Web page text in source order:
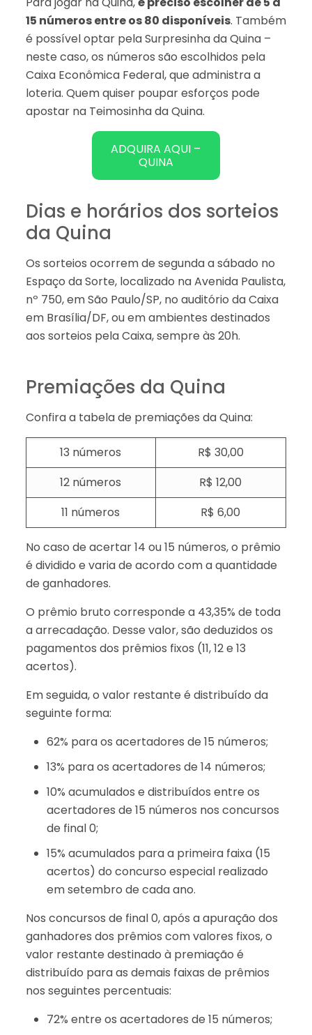
15 números entre os 80 disponíveis. Também
é possível optar pela Surpresinha da Quina –
neste caso, os números são escolhidos pela
Caixa Econômica Federal, que administra a
loteria. Quem quiser poupar esforços pode
apostar na Teimosinha da Quina.
ADQUIRA AQUI –
QUINA
Dias e horários dos sorteios
da Quina
Os sorteios ocorrem de segunda a sábado no
Espaço da Sorte, localizado na Avenida Paulista,
nº 750, em São Paulo/SP, no auditório da Caixa
em Brasília/DF, ou em ambientes destinados
aos sorteios pela Caixa, sempre às 20h.
Premiações da Quina
Confira a tabela de premiações da Quina:
13 números
R$ 30,00
12 números
R$ 12,00
11 números
R$ 6,00
No caso de acertar 14 ou 15 números, o prêmio
é dividido e varia de acordo com a quantidade
de ganhadores.
O prêmio bruto corresponde a 43,35% de toda
a arrecadação. Desse valor, são deduzidos os
pagamentos dos prêmios fixos (11, 12 e 13
acertos).
Em seguida, o valor restante é distribuído da
seguinte forma:
62% para os acertadores de 15 números;
13% para os acertadores de 14 números;
10% acumulados e distribuídos entre os
acertadores de 15 números nos concursos
de final 0;
15% acumulados para a primeira faixa (15
acertos) do concurso especial realizado
em setembro de cada ano.
Nos concursos de final 0, após a apuração dos
ganhadores dos prêmios com valores fixos, o
valor restante destinado à premiação é
distribuído para as demais faixas de prêmios
nos seguintes percentuais:
72% entre os acertadores de 15 números;